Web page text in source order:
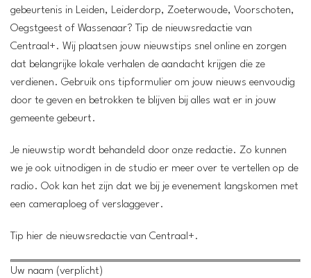
gebeurtenis in Leiden, Leiderdorp, Zoeterwoude, Voorschoten,
Oegstgeest of Wassenaar? Tip de nieuwsredactie van
Centraal+. Wij plaatsen jouw nieuwstips snel online en zorgen
dat belangrijke lokale verhalen de aandacht krijgen die ze
verdienen. Gebruik ons tipformulier om jouw nieuws eenvoudig
door te geven en betrokken te blijven bij alles wat er in jouw
gemeente gebeurt.
Je nieuwstip wordt behandeld door onze redactie. Zo kunnen
we je ook uitnodigen in de studio er meer over te vertellen op de
radio. Ook kan het zijn dat we bij je evenement langskomen met
een cameraploeg of verslaggever.
Tip hier de nieuwsredactie van Centraal+.
Uw naam (verplicht)